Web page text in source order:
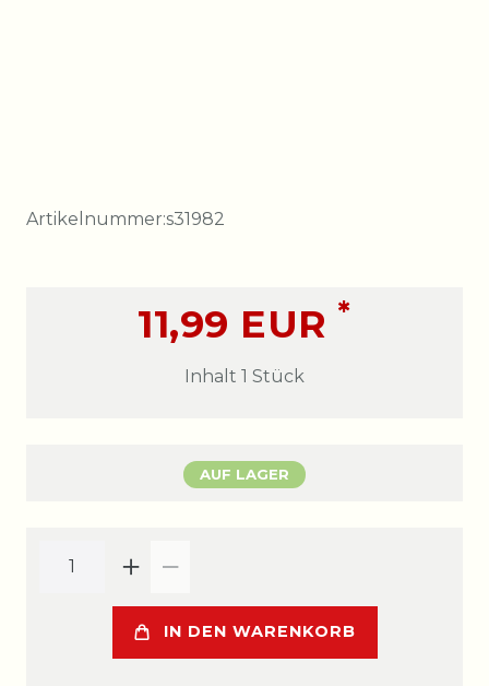
Artikelnummer:s31982
11,99 EUR*
Inhalt 1 Stück
AUF LAGER
IN DEN WARENKORB